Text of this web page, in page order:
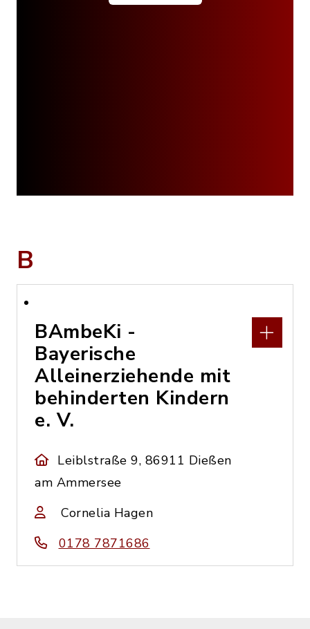
B
BAmbeKi -
Bayerische
Alleinerziehende mit
behinderten Kindern
e. V.
Leiblstraße 9, 86911 Dießen
am Ammersee
Cornelia Hagen
0178 7871686